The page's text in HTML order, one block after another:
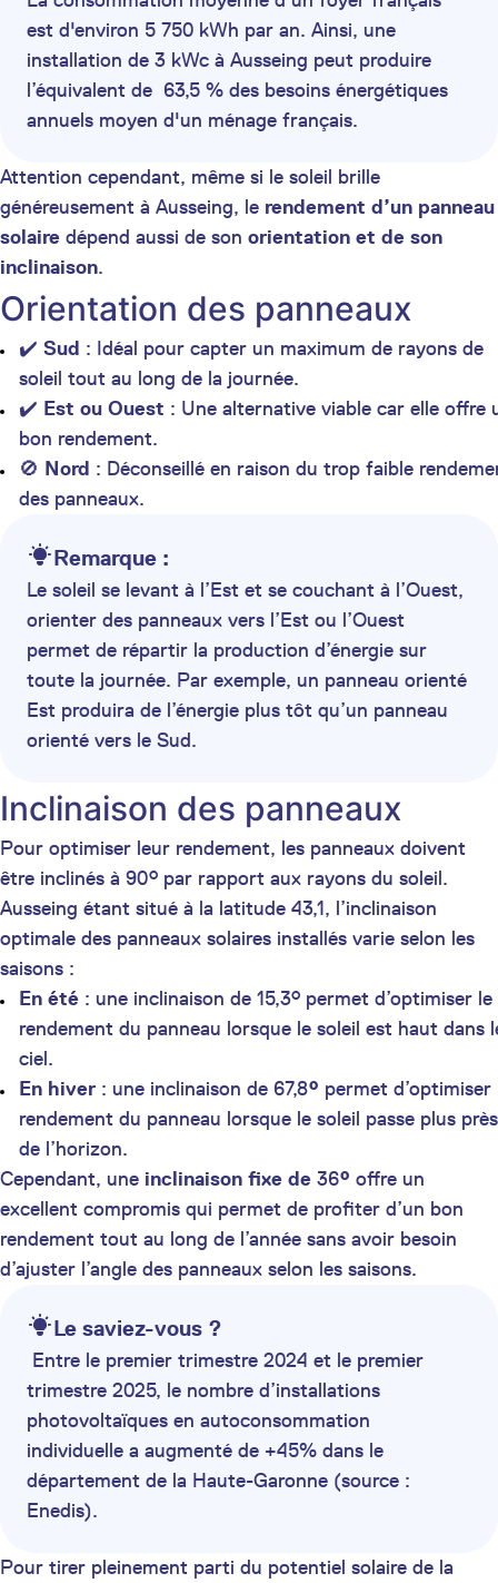
est d'environ 5 750 kWh par an. Ainsi, une
installation de 3 kWc à Ausseing peut produire
l’équivalent de 63,5 % des besoins énergétiques
annuels moyen d'un ménage français.
Attention cependant, même si le soleil brille
généreusement à Ausseing, le rendement d’un panneau
solaire dépend aussi de son orientation et de son
inclinaison.
Orientation des panneaux
✔️ Sud : Idéal pour capter un maximum de rayons de
soleil tout au long de la journée.
✔️ Est ou Ouest : Une alternative viable car elle offre
bon rendement.
🚫 Nord : Déconseillé en raison du trop faible
des panneaux.
Remarque :
Le soleil se levant à l’Est et se couchant à l’Ouest,
orienter des panneaux vers l’Est ou l’Ouest
permet de répartir la production d’énergie sur
toute la journée. Par exemple, un panneau orienté
Est produira de l’énergie plus tôt qu’un panneau
orienté vers le Sud.
Inclinaison des panneaux
Pour optimiser leur rendement, les panneaux doivent
être inclinés à 90° par rapport aux rayons du soleil.
Ausseing étant situé à la latitude 43,1, l’inclinaison
optimale des panneaux solaires installés varie selon les
saisons :
En été : une inclinaison de 15,3° permet d’optimiser le
rendement du panneau lorsque le soleil est haut dans
ciel.
En hiver : une inclinaison de 67,8° permet d’optimiser
rendement du panneau lorsque le soleil passe plus près
de l’horizon.
Cependant, une inclinaison fixe de 36° offre un
excellent compromis qui permet de profiter d’un bon
rendement tout au long de l’année sans avoir besoin
d’ajuster l’angle des panneaux selon les saisons.
Le saviez-vous ?
Entre le premier trimestre 2024 et le premier
trimestre 2025, le nombre d’installations
photovoltaïques en autoconsommation
individuelle a augmenté de +45% dans le
département de la Haute-Garonne (source :
Enedis).
Pour tirer pleinement parti du potentiel solaire de la